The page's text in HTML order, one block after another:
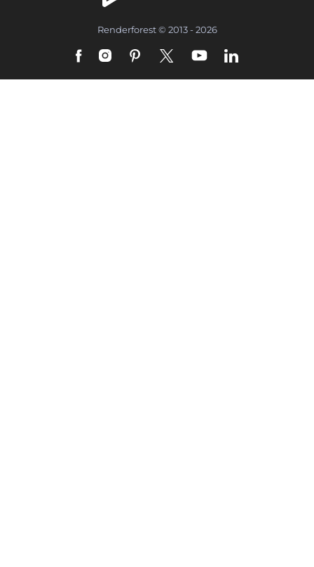
Renderforest © 2013 - 2026